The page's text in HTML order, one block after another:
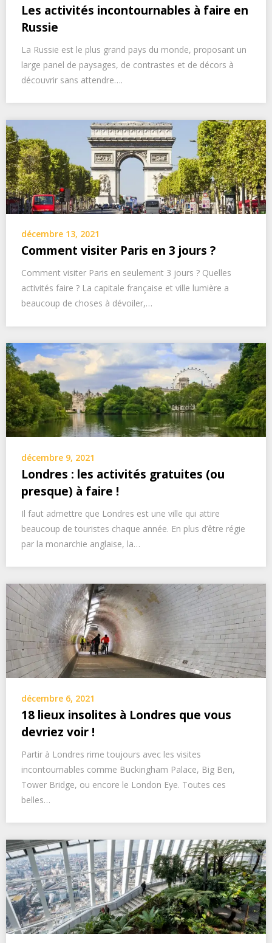
Les activités incontournables à faire en
Russie
La Russie est le plus grand pays du monde, proposant un
large panel de paysages, de contrastes et de décors à
découvrir sans attendre….
décembre 13, 2021
Comment visiter Paris en 3 jours ?
Comment visiter Paris en seulement 3 jours ? Quelles
activités faire ? La capitale française et ville lumière a
beaucoup de choses à dévoiler,…
décembre 9, 2021
Londres : les activités gratuites (ou
presque) à faire !
Il faut admettre que Londres est une ville qui attire
beaucoup de touristes chaque année. En plus d’être régie
par la monarchie anglaise, la…
décembre 6, 2021
18 lieux insolites à Londres que vous
devriez voir !
Partir à Londres rime toujours avec les visites
incontournables comme Buckingham Palace, Big Ben,
Tower Bridge, ou encore le London Eye. Toutes ces
belles…